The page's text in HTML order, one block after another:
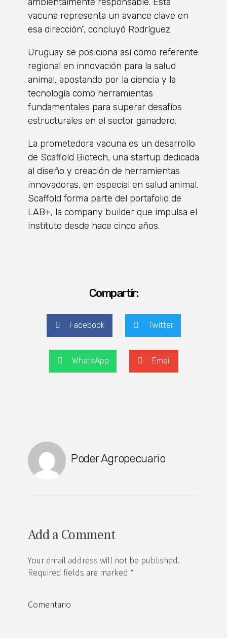
vacuna representa un avance clave en
esa dirección”, concluyó Rodríguez.
Uruguay se posiciona así como referente
regional en innovación para la salud
animal, apostando por la ciencia y la
tecnología como herramientas
fundamentales para superar desafíos
estructurales en el sector ganadero.
La prometedora vacuna es un desarrollo
de Scaffold Biotech, una startup dedicada
al diseño y creación de herramientas
innovadoras, en especial en salud animal.
Scaffold forma parte del portafolio de
LAB+, la company builder que impulsa el
instituto desde hace cinco años.
Compartir:
Facebook Twitter
WhatsApp Email
Poder Agropecuario
Add a Comment
Your email address will not be published.
Required fields are marked *
Comentario